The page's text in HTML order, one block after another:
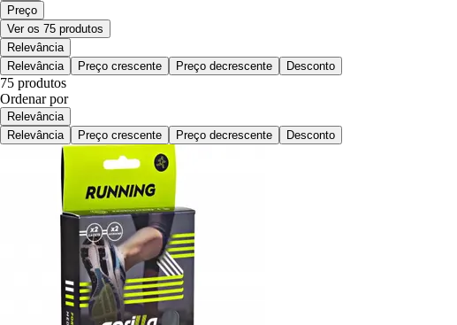
Preço
Ver os 75 produtos
Relevância
Relevância
Preço crescente Preço decrescente Desconto
75 produtos
Ordenar por
Relevância
Relevância
Preço crescente Preço decrescente Desconto